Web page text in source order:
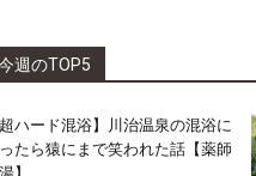
週のTOP5
超ハード混浴】川治温泉の混浴に
たら猿にまで笑われた話【薬師